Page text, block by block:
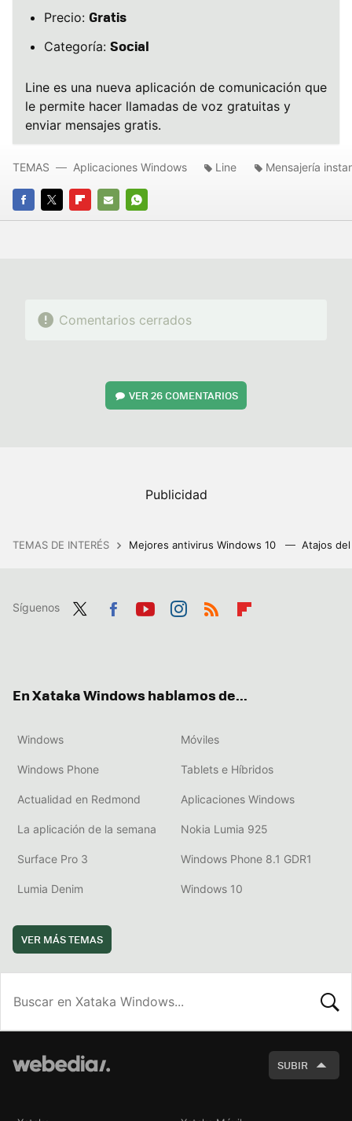
Precio: Gratis
Categoría: Social
Line es una nueva aplicación de comunicación que
le permite hacer llamadas de voz gratuitas y
enviar mensajes gratis.
FACEBOOK
TWITTERFLIPBOARD
E-
WHATSAPP
TEMAS Aplicaciones Windows Line Mensajería
Comentarios cerrados
VER26 COMENTARIOS
TEMAS DE INTERÉS Mejores antivirus Windows 10 Atajos
Síguenos
En Xataka Windows hablamos de...
Windows Móviles
Windows Phone Tablets e Híbridos
Actualidad en Redmond Aplicaciones Windows
La aplicación de la semana Nokia Lumia 925
Surface Pro 3 Windows Phone 8.1 GDR1
Lumia Denim Windows 10
VER MÁS TEMAS
SUBIR